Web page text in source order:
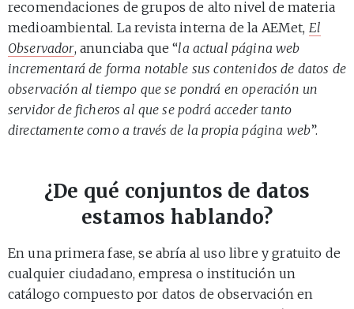
recomendaciones de grupos de alto nivel de materia
medioambiental. La revista interna de la AEMet, El
Observador, anunciaba que “la actual página web
incrementará de forma notable sus contenidos de datos de
observación al tiempo que se pondrá en operación un
servidor de ficheros al que se podrá acceder tanto
directamente como a través de la propia página web”.
¿De qué conjuntos de datos
estamos hablando?
En una primera fase, se abría al uso libre y gratuito de
cualquier ciudadano, empresa o institución un
catálogo compuesto por datos de observación en